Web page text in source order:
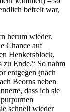
befreit war,
herum wieder.
Chance auf
Henkersblock,
zu Ende.“ So nahm
entgegen (nach
Beorns neben
dass ich sie
schnell wieder